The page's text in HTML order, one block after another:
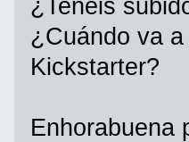
¿Tenéis
¿Cuándo va
Kickstarter?
Enhorabuena